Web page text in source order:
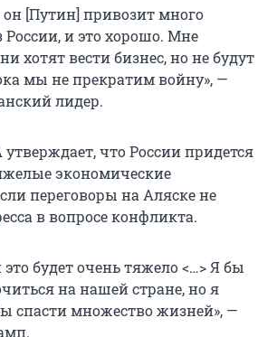
он [Путин] привозит много
России, и это хорошо. Мне
хотят вести бизнес, но не будут
мы не прекратим войну», —
лидер.
что России придется
экономические
переговоры на Аляске не
в вопросе конфликта.
будет очень тяжело <…> Я бы
на нашей стране, но я
спасти множество жизней», —